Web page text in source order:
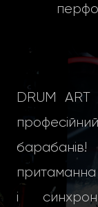
DRUM
і